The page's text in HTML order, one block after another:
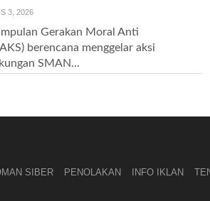
3, 2026
Gerakan Moral Anti
berencana menggelar aksi
SMAN...
SIBER PENOLAKAN INFO IKLAN